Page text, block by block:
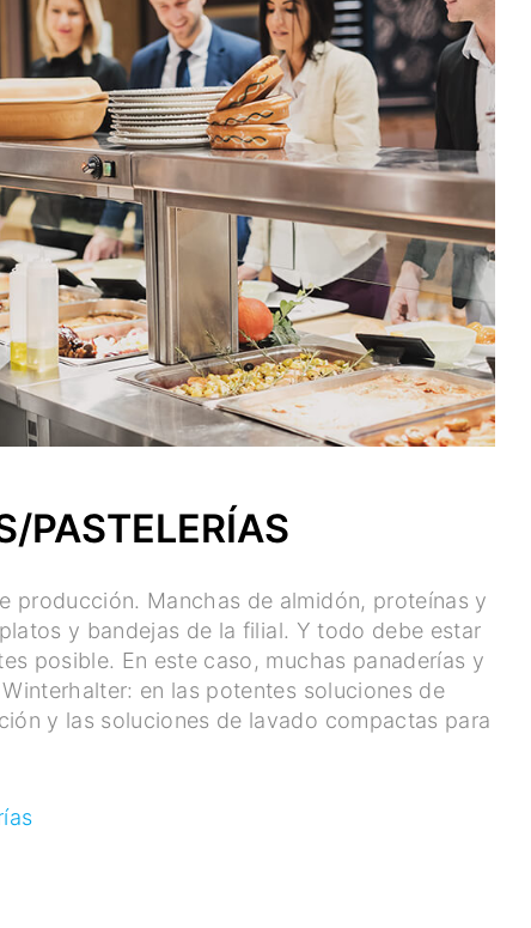
PASTELERÍAS
producción. Manchas de almidón, proteínas y
y bandejas de la filial. Y todo debe estar
posible. En este caso, muchas panaderías y
en las potentes soluciones de
y las soluciones de lavado compactas para